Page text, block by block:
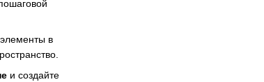
в
и создайте